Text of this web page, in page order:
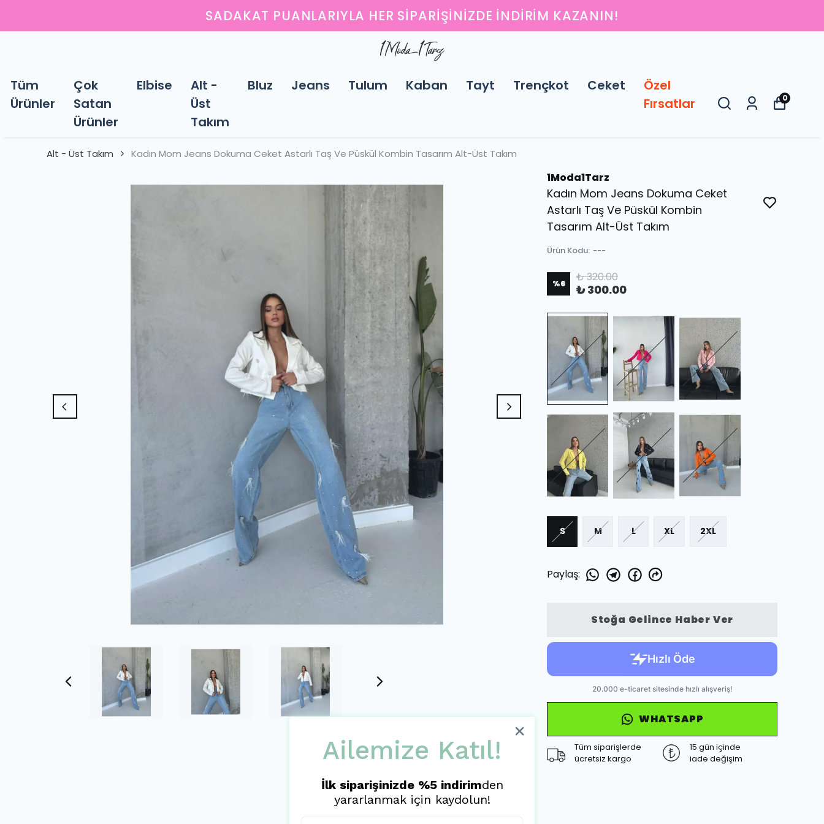
YENI SEZONUN EN ŞIK PARÇALARINI KEŞFEDIN
Tüm
Ürünler
Çok
Satan
Ürünler
Elbise
Alt -
Üst
Takım
Bluz Jeans Tulum Kaban Tayt Trençkot Ceket
Özel
Fırsatlar
0
Alt - Üst Takım Kadın Mom Jeans Dokuma Ceket Astarlı Taş Ve Püskül Kombin Tasarım Alt-Üst Takım
1Moda1Tarz
Kadın Mom Jeans Dokuma Ceket
Astarlı Taş Ve Püskül Kombin
Tasarım Alt-Üst Takım
Ürün Kodu: ---
%6 ₺ 320.00
₺ 300.00
S M L XL 2XL
Paylaş:
Stoğa Gelince Haber Ver
WHATSAPP
Tüm siparişlerde
ücretsiz kargo
15 gün içinde
iade değişim
Ailemize Katıl!
İlk siparişinizde %5 indirimden
yararlanmak için kaydolun!